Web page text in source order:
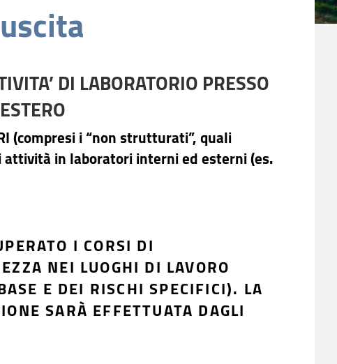
DI LABORATORIO PRESSO
(compresi i “non strutturati”, quali
in laboratori interni ed esterni (es.
I CORSI DI
NEI LUOGHI DI LAVORO
E DEI RISCHI SPECIFICI). LA
SARÀ EFFETTUATA DAGLI